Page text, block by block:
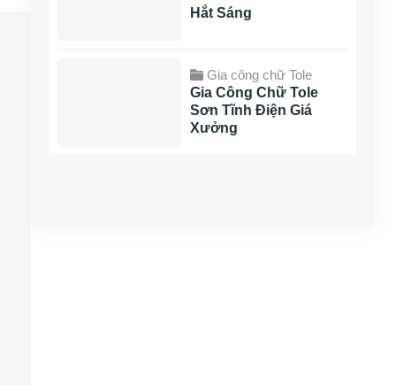
Hắt Sáng
Gia công chữ Tole
Gia Công Chữ Tole
Sơn Tĩnh Điện Giá
Xưởng